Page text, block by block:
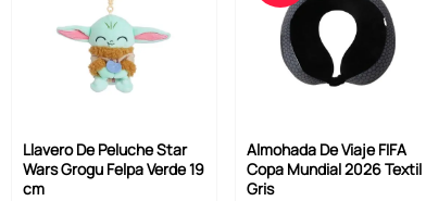
Llavero De Peluche Star
Wars Grogu Felpa Verde 19
cm
Almohada De Viaje FIFA
Copa Mundial 2026 Textil
Gris